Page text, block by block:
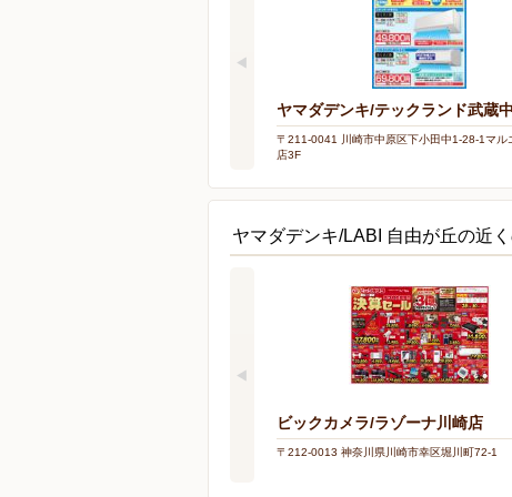
ヤマダデンキ/テックランド武蔵
〒211-0041 川崎市中原区下小田中1-28-1マル
店3F
ヤマダデンキ/LABI 自由が丘の近
ビックカメラ/ラゾーナ川崎店
〒212-0013 神奈川県川崎市幸区堀川町72-1